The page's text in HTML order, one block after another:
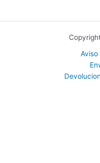
Aviso